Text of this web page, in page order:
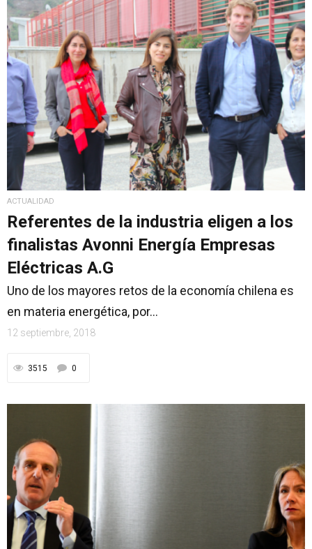
ACTUALIDAD
Referentes de la industria eligen a los
finalistas Avonni Energía Empresas
Eléctricas A.G
Uno de los mayores retos de la economía chilena es
en materia energética, por...
12 septiembre, 2018
3515 0